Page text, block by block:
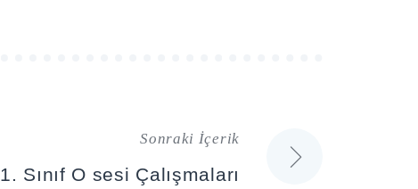
Sonraki İçerik
1. Sınıf O sesi Çalışmaları